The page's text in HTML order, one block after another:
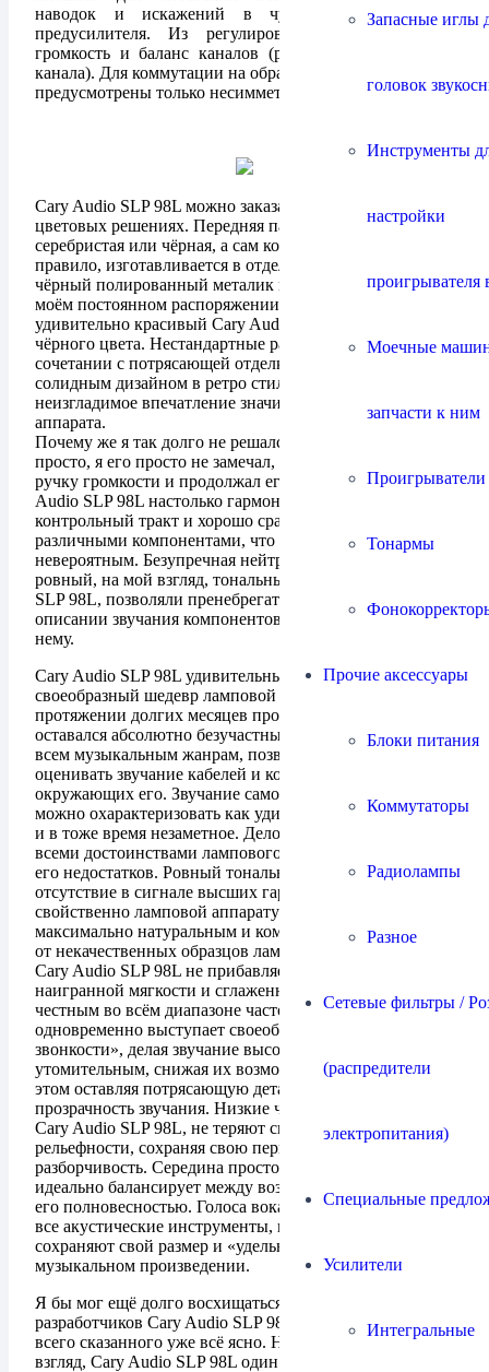
Запасные иглы
головок
Инструменты
настройки
проигрывателя
Моечные
запчасти к ним
Тонармы
Прочие аксессуары
Блоки питания
Коммутаторы
Радиолампы
Разное
Сетевые фильтры /
(распредители
электропитания)
Специальные
Усилители
Интегральные
наводок и искажений в чувствительных цепях
предусилителя. Из регулировок доступно только
громкость и баланс каналов (раздельно для каждого
канала). Для коммутации на обратной стороне аппарата
предусмотрены только несимметричные RCA разъёмы.
Cary Audio SLP 98L можно заказать в различных
цветовых решениях. Передняя панель бывает
серебристая или чёрная, а сам корпус аппарата, как
правило, изготавливается в отделке авто эмалью
чёрный полированный металик или красный Jaguar. В
моём постоянном распоряжении находится
удивительно красивый Cary Audio SLP 98L полностью
чёрного цвета. Нестандартные размеры корпусов в
сочетании с потрясающей отделкой и невероятно
солидным дизайном в ретро стиле, создаёт
неизгладимое впечатление значительно более дорогого
аппарата.
Почему же я так долго не решался описать его? Все
просто, я его просто не замечал, ежедневно крутил его
ручку громкости и продолжал его не замечать. Cary
Audio SLP 98L настолько гармонично вписывался в
контрольный тракт и хорошо срабатывался с
различными компонентами, что это казалось
невероятным. Безупречная нейтральность и абсолютно
ровный, на мой взгляд, тональный баланс Cary Audio
SLP 98L, позволяли пренебрегать его звучанием при
описании звучания компонентов подключённых к
нему.
Cary Audio SLP 98L удивительный аппарат,
своеобразный шедевр ламповой схемотехники. На
протяжении долгих месяцев прослушивания, он
оставался абсолютно безучастным по отношению ко
всем музыкальным жанрам, позволяя объективно
оценивать звучание кабелей и компонентов тракта
окружающих его. Звучание самого Cary Audio SLP 98L
можно охарактеризовать как удивительно музыкальное
и в тоже время незаметное. Дело в том, что обладая
всеми достоинствами лампового усилителя, он лишён
его недостатков. Ровный тональный баланс и
отсутствие в сигнале высших гармоник (это
свойственно ламповой аппаратуре) делают звучание
максимально натуральным и комфортным. В отличии
от некачественных образцов ламповой аппаратуры,
Cary Audio SLP 98L не прибавляет звучанию
наигранной мягкости и сглаженности, оставаясь
честным во всём диапазоне частот. Cary Audio SLP 98L
одновременно выступает своеобразным «фильтром
звонкости», делая звучание высоких частот не
утомительным, снижая их возможную яркость, но при
этом оставляя потрясающую детальность и
прозрачность звучания. Низкие частоты, проходя через
Cary Audio SLP 98L, не теряют своей упругости и
рельефности, сохраняя свою первоначальную мощь и
разборчивость. Середина просто неповторима, она
идеально балансирует между воздушностью звучания и
его полновесностью. Голоса вокалистов, ровно, как и
все акустические инструменты, не перегружены,
сохраняют свой размер и «удельный вес» в
музыкальном произведении.
Я бы мог ещё долго восхищаться мастерством
разработчиков Cary Audio SLP 98L, но думая, что из
всего сказанного уже всё ясно. На мой субъективный
взгляд, Cary Audio SLP 98L один из лучших